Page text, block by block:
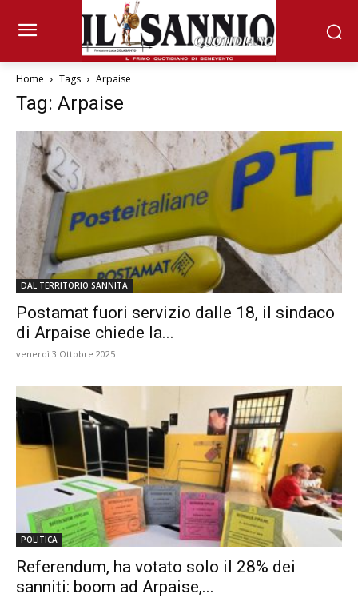
Home Tags Arpaise
Tag: Arpaise
DAL TERRITORIO SANNITA
Postamat fuori servizio dalle 18, il sindaco
di Arpaise chiede la...
venerdì 3 Ottobre 2025
POLITICA
Referendum, ha votato solo il 28% dei
sanniti: boom ad Arpaise,...